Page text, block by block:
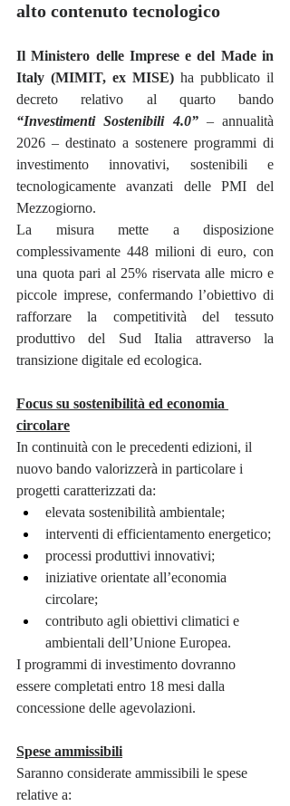
alto contenuto tecnologico
Il Ministero delle Imprese e del Made in
Italy (MIMIT, ex MISE) ha pubblicato il
“Investimenti Sostenibili 4.0” – annualità
2026 – destinato a sostenere programmi di
investimento innovativi, sostenibili e
tecnologicamente avanzati delle PMI del
Mezzogiorno.
La misura mette a disposizione
complessivamente 448 milioni di euro, con
una quota pari al 25% riservata alle micro e
piccole imprese, confermando l’obiettivo di
rafforzare la competitività del tessuto
produttivo del Sud Italia attraverso la
transizione digitale ed ecologica.
Focus su sostenibilità ed economia
circolare
In continuità con le precedenti edizioni, il
nuovo bando valorizzerà in particolare i
progetti caratterizzati da:
elevata sostenibilità ambientale;
interventi di efficientamento energetico;
processi produttivi innovativi;
iniziative orientate all’economia
circolare;
contributo agli obiettivi climatici e
ambientali dell’Unione Europea.
I programmi di investimento dovranno
essere completati entro 18 mesi dalla
concessione delle agevolazioni.
Spese ammissibili
Saranno considerate ammissibili le spese
relative a: